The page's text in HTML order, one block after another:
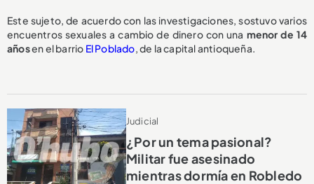
Este sujeto, de acuerdo con las investigaciones, sostuvo varios
encuentros sexuales a cambio de dinero con una menor de 14
añosen el barrio El Poblado, de la capital antioqueña.
Judicial
¿Por un tema pasional?
Militar fue asesinado
mientras dormía en Robledo